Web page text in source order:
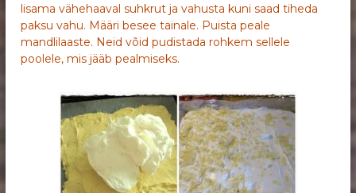
lisama vähehaaval suhkrut ja vahusta kuni saad tiheda
paksu vahu. Määri besee tainale. Puista peale
mandlilaaste. Neid võid pudistada rohkem sellele
poolele, mis jääb pealmiseks.